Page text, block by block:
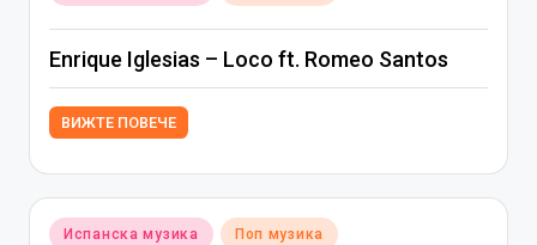
in
Enrique Iglesias – Loco ft. Romeo Santos
ВИЖТЕ ПОВЕЧЕ
Posted
Испанска музика Поп музика